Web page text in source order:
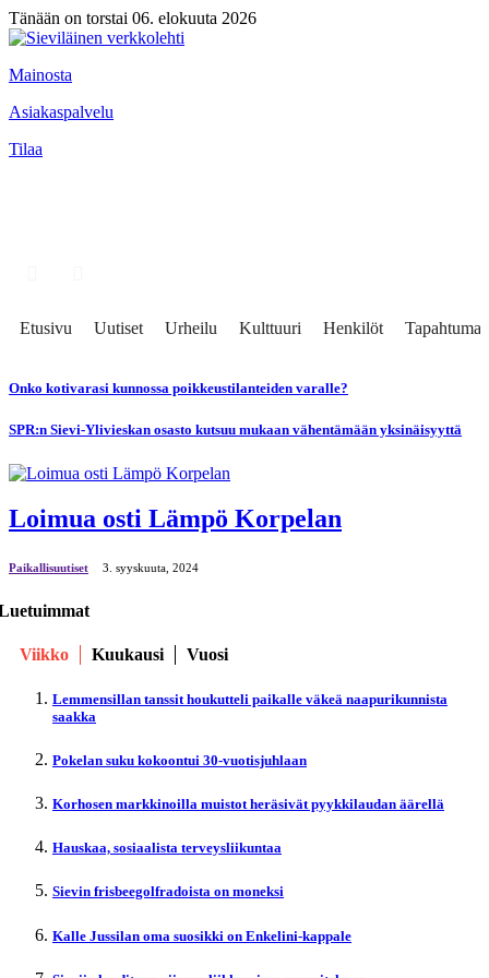
Tänään on torstai 06. elokuuta 2026
Mainosta
Asiakaspalvelu
Tilaa
Etusivu Uutiset Urheilu Kulttuuri Henkilöt Tapahtumat
Onko kotivarasi kunnossa poikkeustilanteiden varalle?
SPR:n Sievi-Ylivieskan osasto kutsuu mukaan vähentämään yksinäisyyttä
Loimua osti Lämpö Korpelan
Paikallisuutiset 3. syyskuuta, 2024
Viikko Kuukausi Vuosi
Lemmensillan tanssit houkutteli paikalle väkeä naapurikunnista
saakka
Pokelan suku kokoontui 30-vuotisjuhlaan
Korhosen markkinoilla muistot heräsivät pyykkilaudan äärellä
Hauskaa, sosiaalista terveysliikuntaa
Sievin frisbeegolfradoista on moneksi
Kalle Jussilan oma suosikki on Enkelini-kappale